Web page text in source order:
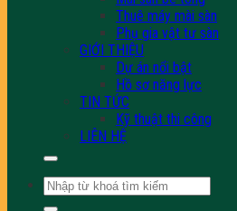
Thuê máy mài sàn
Phụ gia vật tư sàn
GIỚI THIỆU
Dự án nổi bật
Hồ sơ năng lực
TIN TỨC
Kỹ thuật thi công
LIÊN HỆ
Tìm
kiếm: